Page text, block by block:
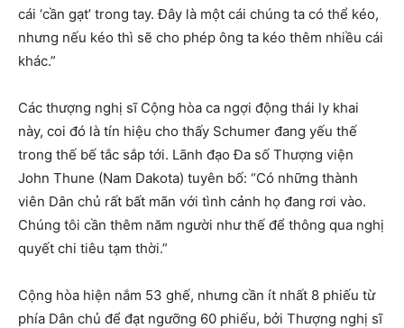
cái ‘cần gạt’ trong tay. Đây là một cái chúng ta có thể kéo,
nhưng nếu kéo thì sẽ cho phép ông ta kéo thêm nhiều cái
khác.”
Các thượng nghị sĩ Cộng hòa ca ngợi động thái ly khai
này, coi đó là tín hiệu cho thấy Schumer đang yếu thế
trong thế bế tắc sắp tới. Lãnh đạo Đa số Thượng viện
John Thune (Nam Dakota) tuyên bố: “Có những thành
viên Dân chủ rất bất mãn với tình cảnh họ đang rơi vào.
Chúng tôi cần thêm năm người như thế để thông qua nghị
quyết chi tiêu tạm thời.”
Cộng hòa hiện nắm 53 ghế, nhưng cần ít nhất 8 phiếu từ
phía Dân chủ để đạt ngưỡng 60 phiếu, bởi Thượng nghị sĩ